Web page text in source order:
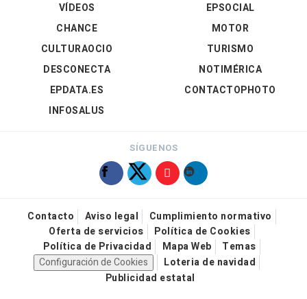
VÍDEOS
EPSOCIAL
CHANCE
CULTURAOCIO
DESCONECTA
EPDATA.ES
INFOSALUS
MOTOR
TURISMO
NOTIMÉRICA
CONTACTOPHOTO
SÍGUENOS
Contacto Aviso legal
Cumplimiento normativo
Oferta de servicios
Política de Cookies
Política de Privacidad
Mapa Web
Temas
Configuración de Cookies
Loteria de navidad
Publicidad estatal